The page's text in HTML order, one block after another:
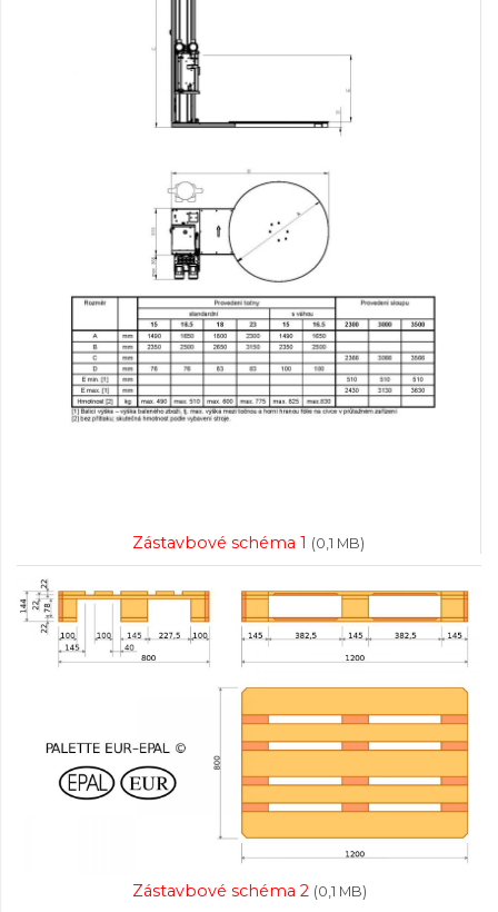
Zástavbové schéma 1 (0,1 MB)
Zástavbové schéma 2 (0,1 MB)